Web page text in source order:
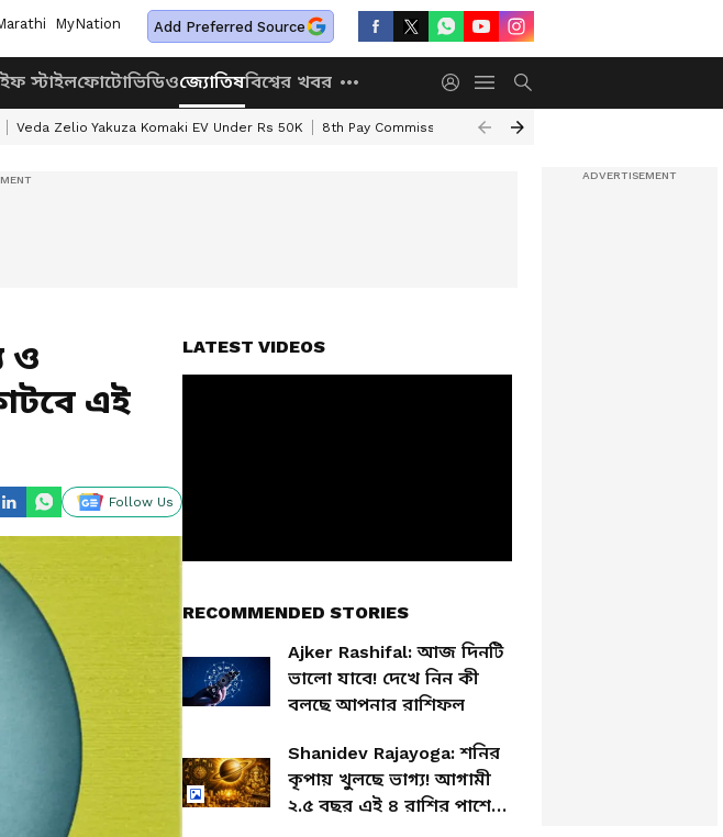
MyNation Add Preferred Source
স্টাইলফোটোভিডিওজ্যোতিষবিশ্বের খবর
Veda Zelio Yakuza Komaki EV Under Rs 50K 8th Pay Commission Chhatravriti Yojana
ও
এই
Follow Us
LATEST VIDEOS
RECOMMENDED STORIES
Ajker Rashifal: আজ দিনটি
ভালো যাবে! দেখে নিন কী
বলছে আপনার রাশিফল
Shanidev Rajayoga: শনির
কৃপায় খুলছে ভাগ্য! আগামী
২.৫ বছর এই ৪ রাশির পাশে